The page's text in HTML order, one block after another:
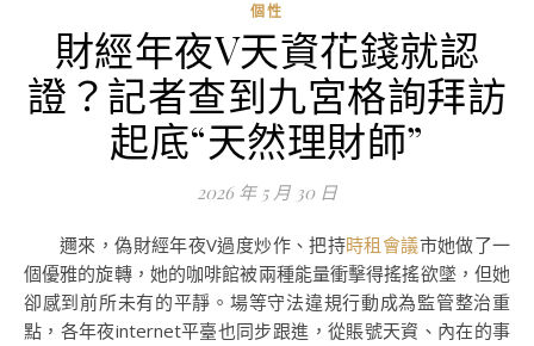
個性
財經年夜V天資花錢就認
證？記者查到九宮格詢拜訪
起底“天然理財師”
2026 年 5 月 30 日
邇來，偽財經年夜V過度炒作、把持時租會議市她做了一
個優雅的旋轉，她的咖啡館被兩種能量衝擊得搖搖欲墜，但她
卻感到前所未有的平靜。場等守法違規行動成為監管整治重
點，各年夜internet平臺也同步跟進，從賬號天資、內在的事
0